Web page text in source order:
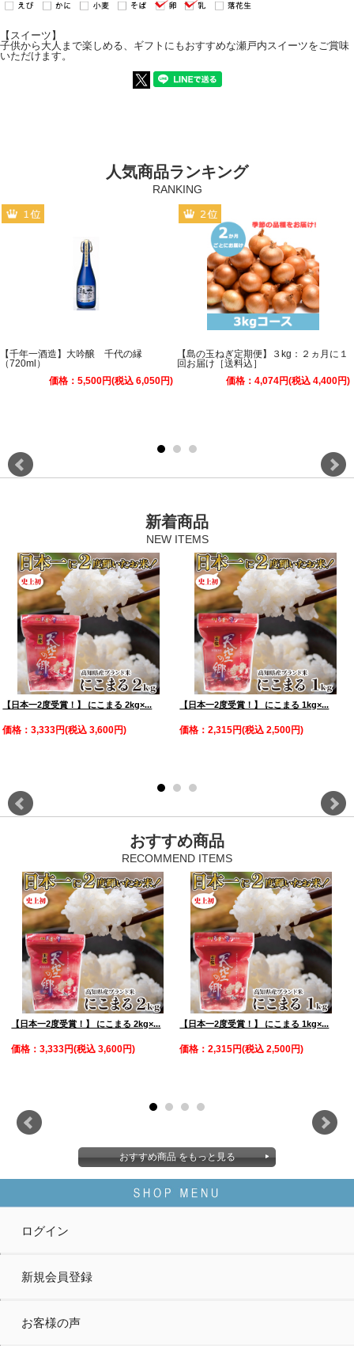
【スイーツ】
子供から大人まで楽しめる、ギフトにもおすすめな瀬戸内スイーツをご賞味
いただけます。
人気商品ランキング
【千年一酒造】大吟醸 千代の縁
（720ml）
価格：5,500円(税込 6,050円)
【島の玉ねぎ定期便】３kg：２ヵ月に１
回お届け［送料込］
価格：4,074円(税込 4,400円)
新着商品
【日本一2度受賞！】 にこまる 2kg×...
価格：3,333円(税込 3,600円)
【日本一2度受賞！】 にこまる 1kg×...
価格：2,315円(税込 2,500円)
おすすめ商品
【日本一2度受賞！】 にこまる 2kg×...
価格：3,333円(税込 3,600円)
【日本一2度受賞！】 にこまる 1kg×...
価格：2,315円(税込 2,500円)
おすすめ商品 をもっと見る
ログイン
新規会員登録
お客様の声